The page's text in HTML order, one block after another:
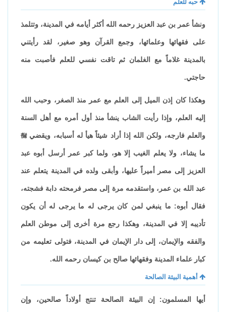
حبه للعلم
ونشأ عمر بن عبد العزيز رحمه الله أكثر أيامه في المدينة، وتتلمذ
على فقهائها وعلمائها، وجمع القرآن وهو صغير، لقد رأيتني
بالمدينة غلاماً مع الغلمان ثم تاقت نفسي للعلم فأصبت منه
حاجتي.
وهكذا كان إذن الميل إلى العلم مع عمر منذ الصغر، وحبب الله
إليه العلم، وإذا رأيت الشاب ينشأ منذ أول أمره مع أهل السنة
والعلم فارجه، ولكن الله إذا أراد شيئاً هيأ له أسبابه، ويقضي
ما يشاء، ولا يعلم الغيب إلا هو، ولما كبر عمر أرسل أبوه عبد
العزيز إلى مصر أميراً عليها، وأبقى ولده في المدينة يتعلم عند
عبد الله بن عمر، واستقدمه مرة إلى مصر فرمحته دابة فشجته،
فقال أبوه: ما ينبغي لمن كان يرجى له ما يرجى له أن يكون
تأديبه إلا في المدينة، وهكذا رجع مرة أخرى إلى موطن العلم
والفقه والإيمان، إلى دار الإيمان في المدينة، فتولى تعليمه من
كبار علماء المدينة وفقهائها صالح بن كيسان رحمه الله.
أهمية البيئة الصالحة
أيها المسلمون: إن البيئة الصالحة تنتج أولاداً صالحين، وإن